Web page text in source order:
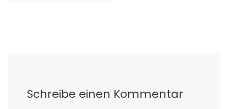
Schreibe einen Kommentar